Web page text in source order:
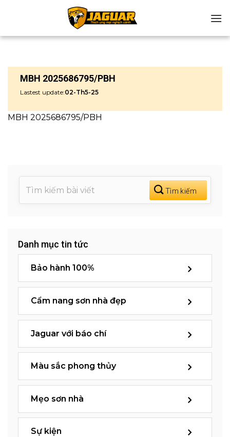
MBH 2025686795/PBH
Lastest update:02-Th5-25
MBH 2025686795/PBH
Danh mục tin tức
Bảo hành 100%
Cẩm nang sơn nhà đẹp
Jaguar với báo chí
Màu sắc phong thủy
Mẹo sơn nhà
Sự kiện